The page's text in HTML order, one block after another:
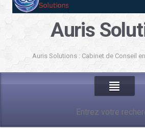
Auris
Auris Solutions : Cabinet de Conseil